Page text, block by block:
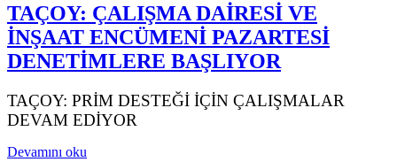
TAÇOY: ÇALIŞMA DAİRESİ VE
İNŞAAT ENCÜMENİ PAZARTESİ
DENETİMLERE BAŞLIYOR
TAÇOY: PRİM DESTEĞİ İÇİN ÇALIŞMALAR
DEVAM EDİYOR
Devamını oku